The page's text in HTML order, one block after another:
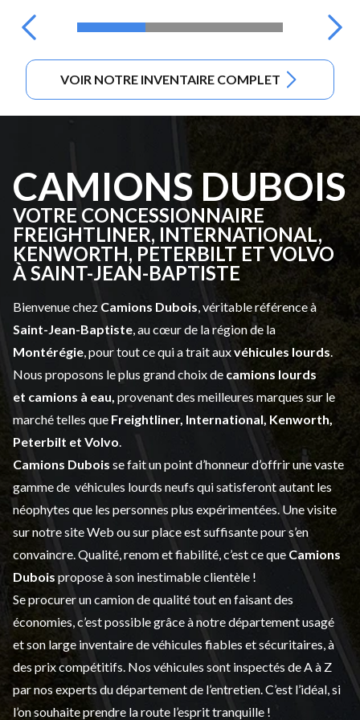
VOIR NOTRE INVENTAIRE COMPLET
CAMIONS DUBOIS
VOTRE CONCESSIONNAIRE
FREIGHTLINER, INTERNATIONAL,
KENWORTH, PETERBILT ET VOLVO
À SAINT-JEAN-BAPTISTE
Bienvenue chez Camions Dubois , véritable référence à
Saint-Jean-Baptiste , au cœur de la région de la
Montérégie , pour tout ce qui a trait auxvéhicules lourds
Nous proposons le plus grand choix de camions lourds
et camions à eau, provenant des meilleures marques sur le
marché telles que Freightliner, International, Kenworth,
Peterbilt et Volvo
Camions Dubois se fait un point d’honneur d’offrir une vaste
gamme de véhicules lourds neufs qui satisferont autant les
néophytes que les personnes plus expérimentées. Une visite
sur notre site Web ou sur place est suffisante pour s’en
convaincre. Qualité, renom et fiabilité, c’est ce que Camions
Dubois propose à son inestimable clientèle !
Se procurer un camion de qualité tout en faisant des
économies, c’est possible grâce à notredépartement usagé
et son large inventaire de véhicules fiables et sécuritaires, à
des prix compétitifs. Nos véhicules sont inspectés de A à Z
par nos experts du département de l’entretien . C’est l’idéal, si
l’on souhaite prendre la route l’esprit tranquille !